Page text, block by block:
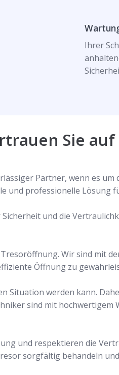
Ihrer
Sie auf
Partner, wenn es
und professionelle Lösung
und die
Wir sind mit
Öffnung zu
Situation werden kann.
sind mit hochwertigem
und respektieren die
sorgfältig behandeln